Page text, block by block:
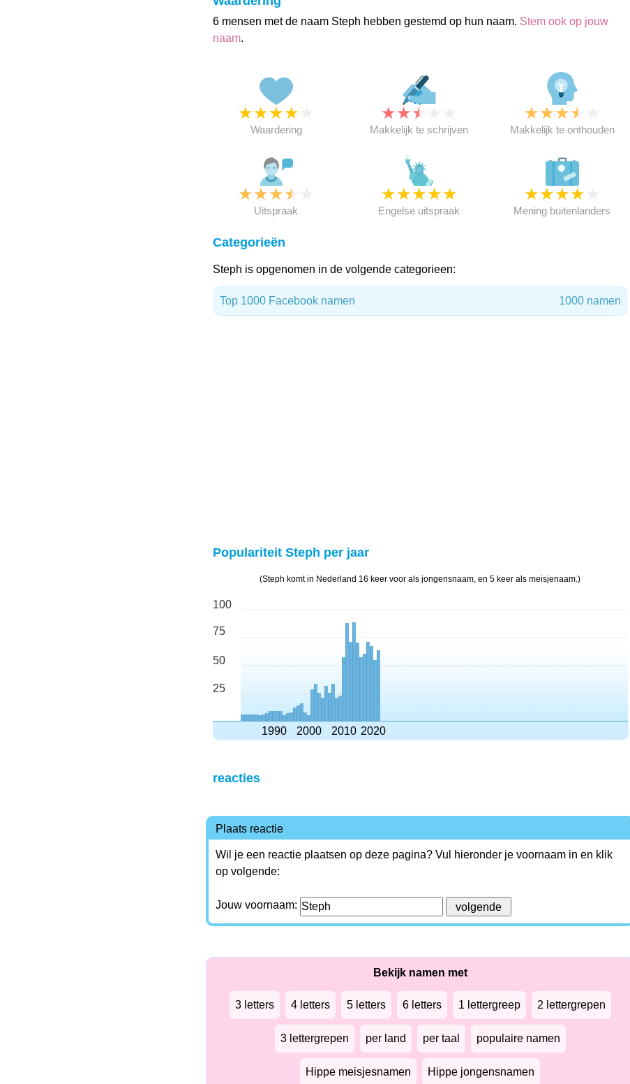
6 mensen met de naam Steph hebben gestemd op hun naam. Stem ook op jouw
naam.
★★★★
Waardering
★★★
Makkelijk te schrijven
★★★★
Makkelijk te onthouden
★★★★
Uitspraak
★★★★★
Engelse uitspraak
★★★★
Mening buitenlanders
Categorieën
Steph is opgenomen in de volgende categorieen:
Top 1000 Facebook namen 1000 namen
Populariteit Steph per jaar
(Steph komt in Nederland 16 keer voor als jongensnaam, en 5 keer als meisjenaam.)
100
75
50
25
1990 2000 2010 2020
reacties
Plaats reactie
Wil je een reactie plaatsen op deze pagina? Vul hieronder je voornaam in en klik
op volgende:
Jouw voornaam:
Bekijk namen met
3 letters 4 letters 5 letters 6 letters 1 lettergreep 2 lettergrepen
3 lettergrepen per land per taal populaire namen
Hippe meisjesnamen Hippe jongensnamen